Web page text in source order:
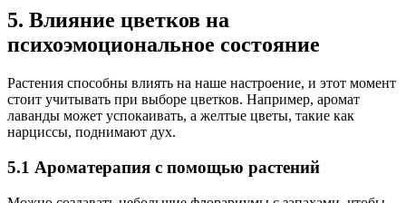
5. Влияние цветков на
психоэмоциональное состояние
Растения способны влиять на наше настроение, и этот момент
стоит учитывать при выборе цветков. Например, аромат
лаванды может успокаивать, а желтые цветы, такие как
нарциссы, поднимают дух.
5.1 Ароматерапия с помощью растений